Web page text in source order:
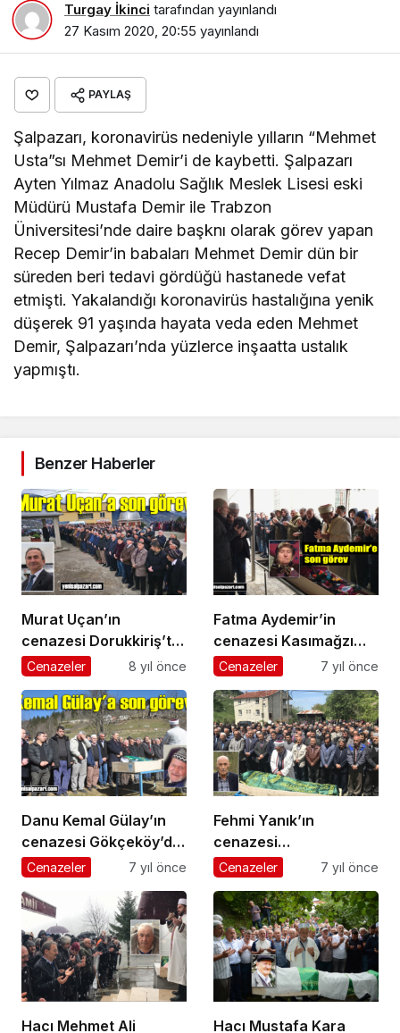
Turgay İkinci tarafından yayınlandı
27 Kasım 2020, 20:55 yayınlandı
PAYLAŞ
Şalpazarı, koronavirüs nedeniyle yılların “Mehmet
Usta”sı Mehmet Demir’i de kaybetti. Şalpazarı
Ayten Yılmaz Anadolu Sağlık Meslek Lisesi eski
Müdürü Mustafa Demir ile Trabzon
Üniversitesi’nde daire başknı olarak görev yapan
Recep Demir’in babaları Mehmet Demir dün bir
süreden beri tedavi gördüğü hastanede vefat
etmişti. Yakalandığı koronavirüs hastalığına yenik
düşerek 91 yaşında hayata veda eden Mehmet
Demir, Şalpazarı’nda yüzlerce inşaatta ustalık
yapmıştı.
Benzer Haberler
Murat Uçan’ın
cenazesi Dorukkiriş’te
toprağa verildi
Cenazeler 8 yıl önce
Fatma Aydemir’in
cenazesi Kasımağzı
Mahallesi’nde toprağa
Cenazeler 7 yıl önce
Danu Kemal Gülay’ın
cenazesi Gökçeköy’de
toprağa verildi
Cenazeler 7 yıl önce
Fehmi Yanık’ın
cenazesi
Sayvançatak’ta
Cenazeler 7 yıl önce
Hacı Mehmet Ali Hacı Mustafa Kara